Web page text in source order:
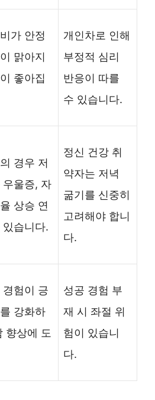
가 안정
맑아지
좋아집
개인차로 인해
부정적 심리
반응이 따를
수 있습니다.
경우 저
우울증, 자
상승 연
습니다.
정신 건강 취
약자는 저녁
굶기를 신중히
고려해야 합니
다.
경험이 긍
강화하
향상에 도
성공 경험 부
재 시 좌절 위
험이 있습니
다.